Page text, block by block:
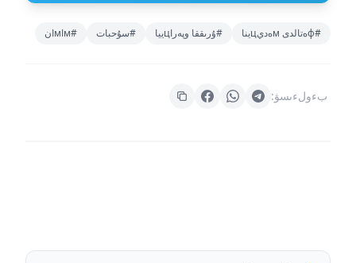
#фەتالدى мەديцينا #ۇرىققا وپەراцييا #سۇحبات #мاмان
بءولءىسۋ: